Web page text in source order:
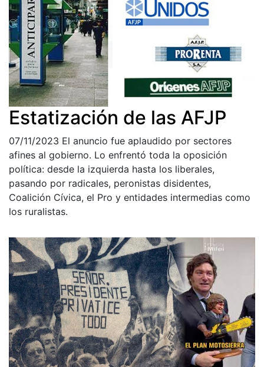
Estatización de las AFJP
07/11/2023 El anuncio fue aplaudido por sectores
afines al gobierno. Lo enfrentó toda la oposición
política: desde la izquierda hasta los liberales,
pasando por radicales, peronistas disidentes,
Coalición Cívica, el Pro y entidades intermedias como
los ruralistas.